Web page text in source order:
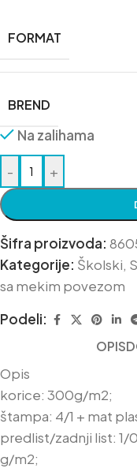
FORMAT
BREND
Na zalihama
- +
Šifra proizvoda:
Kategorije: Školski,
sa mekim povezom
Podeli:
OPIS
Opis
korice: 300g/m2;
štampa: 4/1 + mat
predlist/zadnji list:
g/m2;